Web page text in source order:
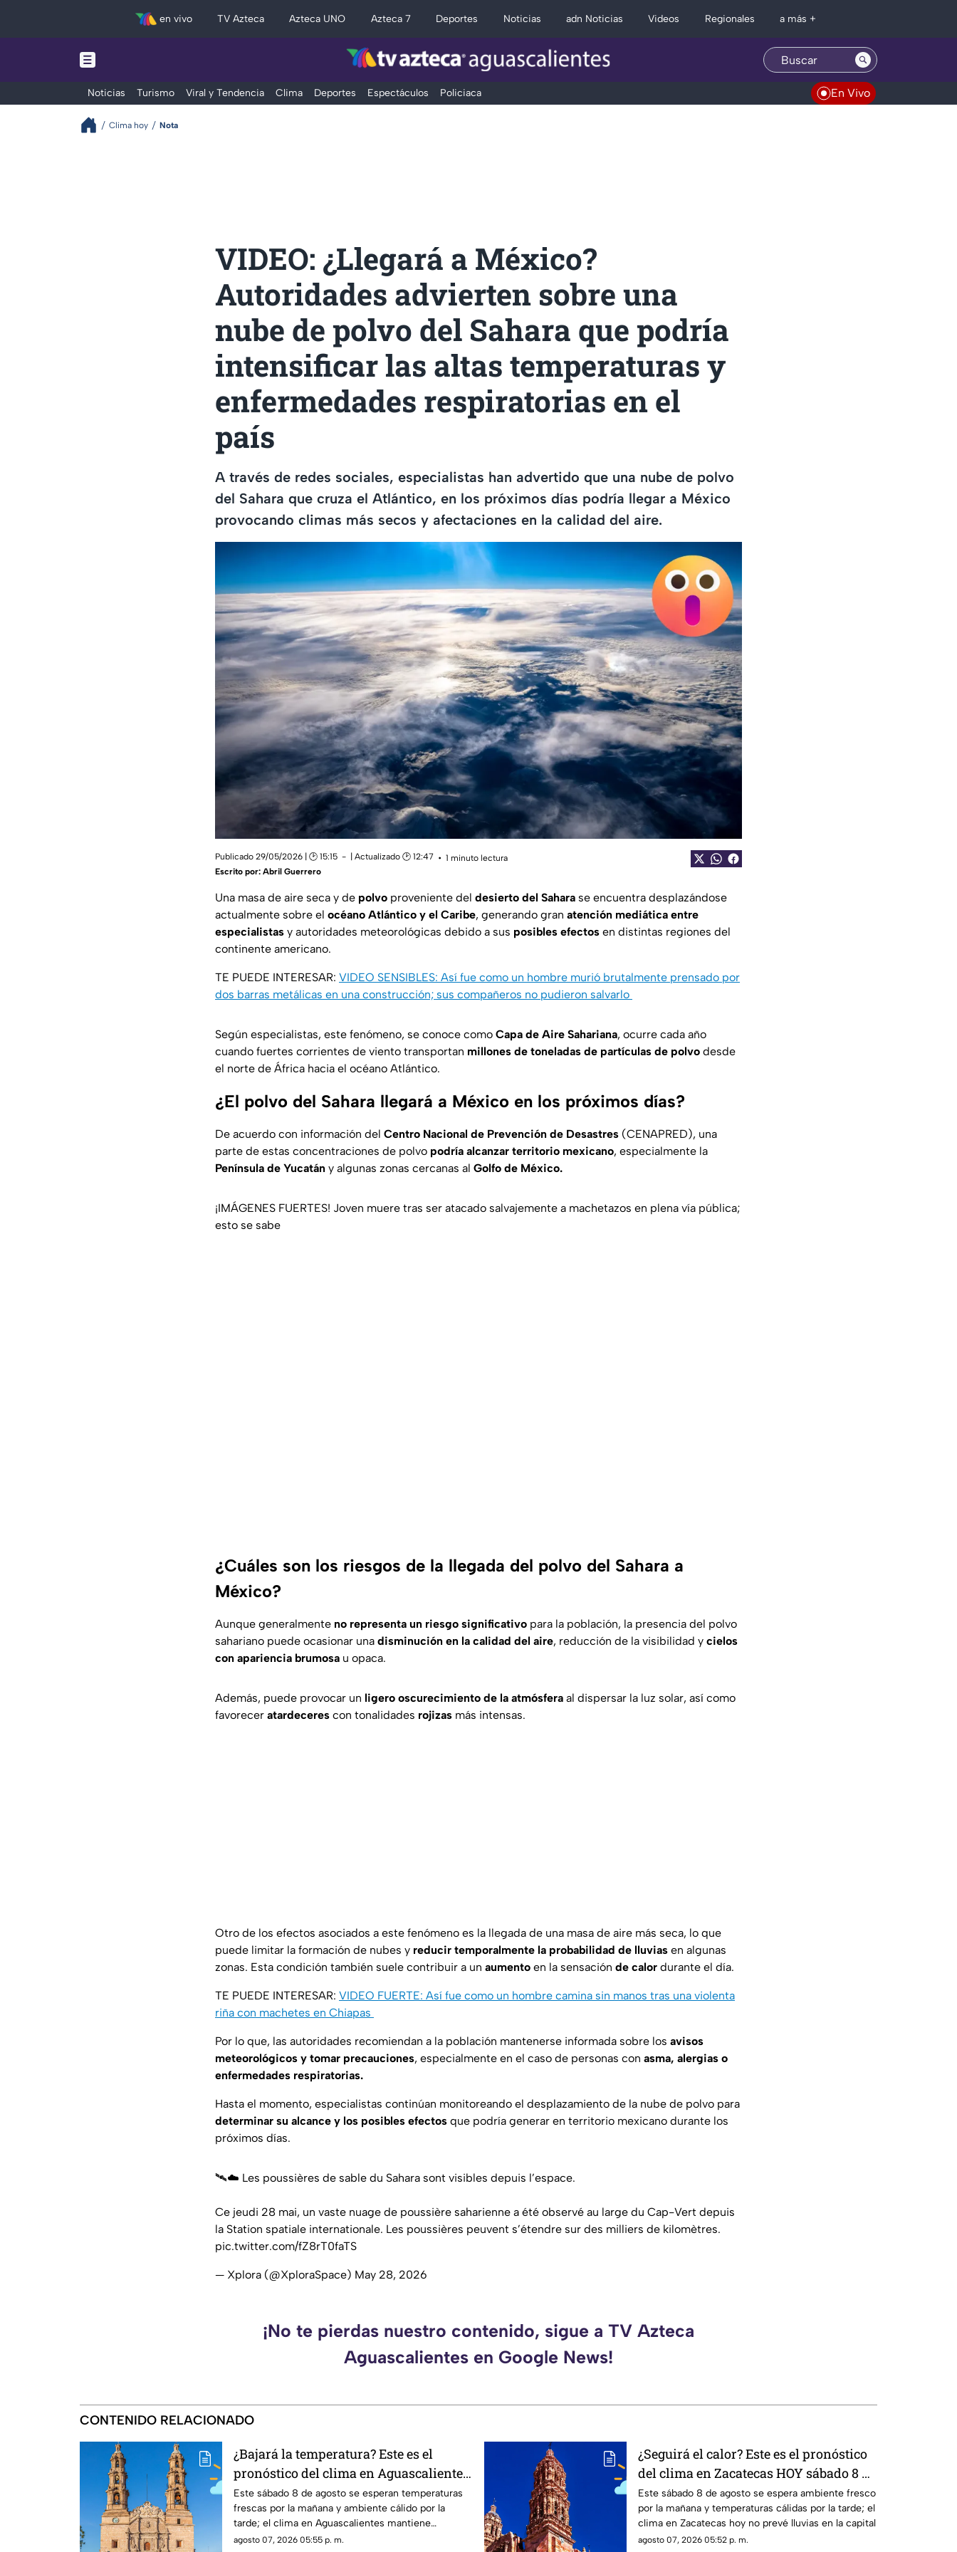
en vivo TV Azteca Azteca UNO Azteca 7 Deportes Noticias adn Noticias Videos Regionales a más +
Noticias Turismo Viral y Tendencia Clima Deportes Espectáculos Policiaca En Vivo
Clima hoy Nota
VIDEO: ¿Llegará a México?
Autoridades advierten sobre una
nube de polvo del Sahara que podría
intensificar las altas temperaturas y
enfermedades respiratorias en el
país
A través de redes sociales, especialistas han advertido que una nube de polvo
del Sahara que cruza el Atlántico, en los próximos días podría llegar a México
provocando climas más secos y afectaciones en la calidad del aire.
Publicado 29/05/2026 | 🕑 15:15 | Actualizado 🕑 12:47
1 minuto lectura
Escrito por: Abril Guerrero
Una masa de aire seca y de polvo proveniente del desierto del Sahara se encuentra desplazándose
actualmente sobre el océano Atlántico y el Caribe, generando gran atención mediática entre
especialistas y autoridades meteorológicas debido a sus posibles efectos en distintas regiones del
continente americano.
TE PUEDE INTERESAR: VIDEO SENSIBLES: Así fue como un hombre murió brutalmente prensado por
dos barras metálicas en una construcción; sus compañeros no pudieron salvarlo
Según especialistas, este fenómeno, se conoce como Capa de Aire Sahariana, ocurre cada año
cuando fuertes corrientes de viento transportan millones de toneladas de partículas de polvo desde
el norte de África hacia el océano Atlántico.
¿El polvo del Sahara llegará a México en los próximos días?
De acuerdo con información del Centro Nacional de Prevención de Desastres (CENAPRED), una
parte de estas concentraciones de polvo podría alcanzar territorio mexicano, especialmente la
Península de Yucatán y algunas zonas cercanas al Golfo de México.
¡IMÁGENES FUERTES! Joven muere tras ser atacado salvajemente a machetazos en plena vía pública;
esto se sabe
¿Cuáles son los riesgos de la llegada del polvo del Sahara a
México?
Aunque generalmente no representa un riesgo significativo para la población, la presencia del polvo
sahariano puede ocasionar una disminución en la calidad del aire, reducción de la visibilidad y cielos
con apariencia brumosa u opaca.
Además, puede provocar un ligero oscurecimiento de la atmósfera al dispersar la luz solar, así como
favorecer atardeceres con tonalidades rojizas más intensas.
Otro de los efectos asociados a este fenómeno es la llegada de una masa de aire más seca, lo que
puede limitar la formación de nubes y reducir temporalmente la probabilidad de lluvias en algunas
zonas. Esta condición también suele contribuir a un aumento en la sensación de calor durante el día.
TE PUEDE INTERESAR: VIDEO FUERTE: Así fue como un hombre camina sin manos tras una violenta
riña con machetes en Chiapas
Por lo que, las autoridades recomiendan a la población mantenerse informada sobre los avisos
meteorológicos y tomar precauciones, especialmente en el caso de personas con asma, alergias o
enfermedades respiratorias.
Hasta el momento, especialistas continúan monitoreando el desplazamiento de la nube de polvo para
determinar su alcance y los posibles efectos que podría generar en territorio mexicano durante los
próximos días.
🛰️☁️ Les poussières de sable du Sahara sont visibles depuis l’espace.
Ce jeudi 28 mai, un vaste nuage de poussière saharienne a été observé au large du Cap-Vert depuis
la Station spatiale internationale. Les poussières peuvent s’étendre sur des milliers de kilomètres.
pic.twitter.com/fZ8rT0faTS
— Xplora (@XploraSpace) May 28, 2026
¡No te pierdas nuestro contenido, sigue a TV Azteca
Aguascalientes en Google News!
CONTENIDO RELACIONADO
¿Bajará la temperatura? Este es el
pronóstico del clima en Aguascalientes
HOY sábado 8 de agosto
Este sábado 8 de agosto se esperan temperaturas
frescas por la mañana y ambiente cálido por la
tarde; el clima en Aguascalientes mantiene
probabilidad de lluvias
agosto 07, 2026 05:55 p. m.
¿Seguirá el calor? Este es el pronóstico
del clima en Zacatecas HOY sábado 8 de
agosto
Este sábado 8 de agosto se espera ambiente fresco
por la mañana y temperaturas cálidas por la tarde; el
clima en Zacatecas hoy no prevé lluvias en la capital
agosto 07, 2026 05:52 p. m.